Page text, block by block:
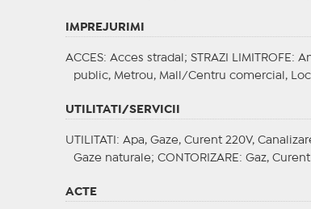
IMPREJURIMI
ACCES: Acces stradal; STRAZI LIMITROFE :
public, Metrou, Mall/Centru comercial, Loc
UTILITATI/SERVICII
UTILITATI : Apa, Gaze, Curent 220V,
Gaze naturale; CONTORIZARE : Gaz,
ACTE